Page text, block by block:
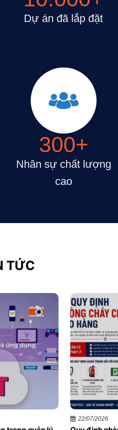
Dự án đã lắp đặt
300+
Nhân sự chất lượng
cao
TỨC
22/07/2026